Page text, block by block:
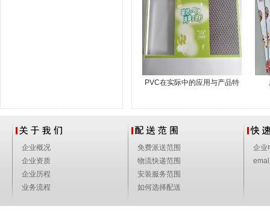
PVC在实际中的应用与产品特
企业概况
企业资质
企业历程
业务流程
免费派送范围
物流快递范围
安装服务范围
如何选择配送
企业